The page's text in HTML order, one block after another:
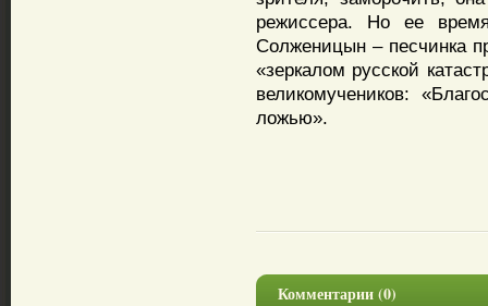
режиссера. Но ее
Солженицын – песчинка
«зеркалом русской
великомучеников:
ложью».
Комментарии (0)